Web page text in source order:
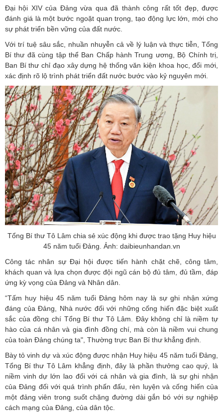
Đại hội XIV của Đảng vừa qua đã thành công rất tốt đẹp, được
đánh giá là một bước ngoặt quan trọng, tạo động lực lớn, mới cho
sự phát triển bền vững của đất nước.
Với trí tuệ sâu sắc, nhuần nhuyễn cả về lý luận và thực tiễn, Tổng
Bí thư đã cùng tập thể Ban Chấp hành Trung ương, Bộ Chính trị,
Ban Bí thư chỉ đạo xây dựng hệ thống văn kiện khoa học, đổi mới,
xác định rõ lộ trình phát triển đất nước bước vào kỷ nguyên mới.
Tổng Bí thư Tô Lâm chia sẻ xúc động khi được trao tặng Huy hiệu
45 năm tuổi Đảng. Ảnh: daibieunhandan.vn
Công tác nhân sự Đại hội được tiến hành chặt chẽ, công tâm,
khách quan và lựa chọn được đội ngũ cán bộ đủ tâm, đủ tầm, đáp
ứng kỳ vọng của Đảng và Nhân dân.
“Tấm huy hiệu 45 năm tuổi Đảng hôm nay là sự ghi nhận xứng
đáng của Đảng, Nhà nước đối với những cống hiến đặc biệt xuất
sắc của đồng chí Tổng Bí thư Tô Lâm. Đây không chỉ là niềm tự
hào của cá nhân và gia đình đồng chí, mà còn là niềm vui chung
của toàn Đảng chúng ta", Thường trực Ban Bí thư khẳng định.
Bày tỏ vinh dự và xúc động được nhận Huy hiệu 45 năm tuổi Đảng,
Tổng Bí thư Tô Lâm khẳng định, đây là phần thưởng cao quý, là
niềm vinh dự lớn lao đối với cá nhân và gia đình, là sự ghi nhận
của Đảng đối với quá trình phấn đấu, rèn luyện và cống hiến của
một đảng viên trong suốt chặng đường dài gắn bó với sự nghiệp
cách mạng của Đảng, của dân tộc.